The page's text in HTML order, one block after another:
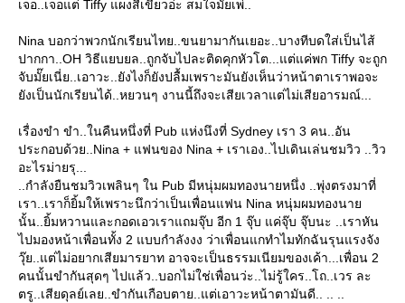
เจอ..เจอแต่ Tiffy แผงสีเขียวอ่ะ สมใจมั๊ยเพ่..
Nina บอกว่าพวกนักเรียนไทย..ขนยามากันเยอะ..บางทีบดใส่เป็นไส้
ปากกา..OH วิธีแยบยล..ถูกจับไปละติดคุกหัวโต...แต่แค่พก Tiffy จะถูก
จับมั๊ยเนี่ย..เอาวะ..ยังไงก็ยังปลื้มเพราะมันยังเห็นว่าหน้าตาเราพอจะ
ังเป็นนักเรียนได้..หยวนๆ งานนี้ถึงจะเสียเวลาแต่ไม่เสียอารมณ์...
เรื่องขำ ขำ..ในคืนหนึ่งที่ Pub แห่งนึงที่ Sydney เรา 3 คน..อัน
ประกอบด้วย..Nina + แฟนของ Nina + เราเอง..ไปเดินเล่นชมวิว ..วิว
อะไรม่ายรุ...
..กำลังยืนชมวิวเพลินๆ ใน Pub มีหนุ่มผมทองนายหนึ่ง ..พุ่งตรงมาที่
เรา..เราก็ยิ้มให้เพราะนึกว่าเป็นเพื่อนแฟน Nina หนุ่มผมทองนา
นั้น..ยิ้มหวานและกอดเอวเราแถมจุ๊บ อีก 1 จุ๊บ แค่จุ๊บ จุ๊บนะ ..เราหัน
ไปมองหน้าเพื่อนทั้ง 2 แบบกำลังงง ว่าเพื่อนแกทำไมทักฉันรุนแรงจัง
วุ๊ย..แต่ไม่อยากเสียมารยาท อาจจะเป็นธรรมเนียมของเค้า...เพื่อน 2
คนนั้นขำกันสุดๆ ไปแล้ว..บอกไม่ใช่เพื่อนว่ะ..ไม่รู้ใคร..โถ..เวร ละ
ตรู..เสียดุลย์เลย..ขำกันเกือบตาย..แต่เอาวะหน้าตามันดี.. .. ..